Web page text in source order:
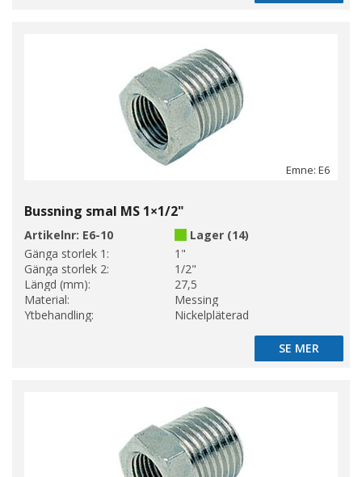
Emne: E6
Bussning smal MS 1×1/2"
Artikelnr: E6-10
Lager (14)
Gänga storlek 1:
1"
Gänga storlek 2:
1/2"
Längd (mm):
27,5
Material:
Messing
Ytbehandling:
Nickelpläterad
SE MER
SE MER